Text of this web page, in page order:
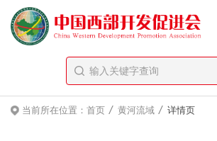
当前所在位置： 首页 / 黄河流域 / 详情页